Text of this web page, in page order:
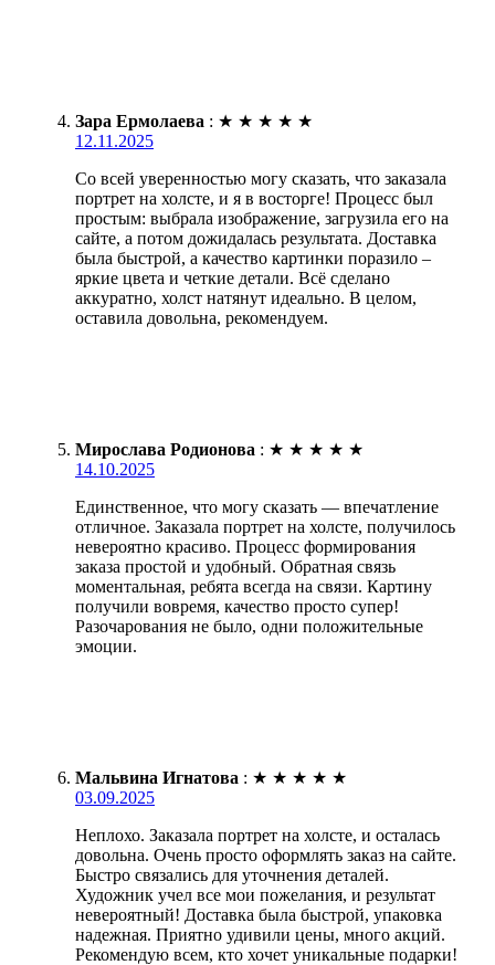
Зара Ермолаева : ★ ★ ★ ★ ★
12.11.2025
Со всей уверенностью могу сказать, что заказала
портрет на холсте, и я в восторге! Процесс был
простым: выбрала изображение, загрузила его на
сайте, а потом дожидалась результата. Доставка
была быстрой, а качество картинки поразило –
яркие цвета и четкие детали. Всё сделано
аккуратно, холст натянут идеально. В целом,
оставила довольна, рекомендуем.
Мирослава Родионова : ★ ★ ★ ★ ★
14.10.2025
Единственное, что могу сказать — впечатление
отличное. Заказала портрет на холсте, получилось
невероятно красиво. Процесс формирования
заказа простой и удобный. Обратная связь
моментальная, ребята всегда на связи. Картину
получили вовремя, качество просто супер!
Разочарования не было, одни положительные
эмоции.
Мальвина Игнатова : ★ ★ ★ ★ ★
03.09.2025
Неплохо. Заказала портрет на холсте, и осталась
довольна. Очень просто оформлять заказ на сайте.
Быстро связались для уточнения деталей.
Художник учел все мои пожелания, и результат
невероятный! Доставка была быстрой, упаковка
надежная. Приятно удивили цены, много акций.
Рекомендую всем, кто хочет уникальные подарки!